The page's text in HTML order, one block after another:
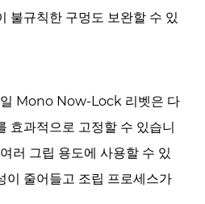
불규칙한 구멍도 보완할 수 있
Mono Now-Lock 리벳은 다
효과적으로 고정할 수 있습니
러 그립 용도에 사용할 수 있
이 줄어들고 조립 프로세스가